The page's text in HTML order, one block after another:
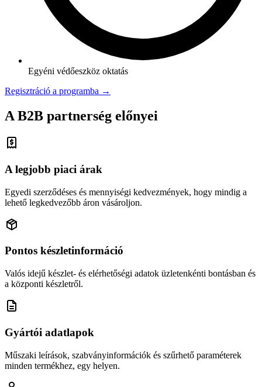
Egyéni védőeszköz oktatás
Regisztráció a programba →
A B2B partnerség előnyei
A legjobb piaci árak
Egyedi szerződéses és mennyiségi kedvezmények, hogy mindig a
lehető legkedvezőbb áron vásároljon.
Pontos készletinformáció
Valós idejű készlet- és elérhetőségi adatok üzletenkénti bontásban és
a központi készletről.
Gyártói adatlapok
Műszaki leírások, szabványinformációk és szűrhető paraméterek
minden termékhez, egy helyen.